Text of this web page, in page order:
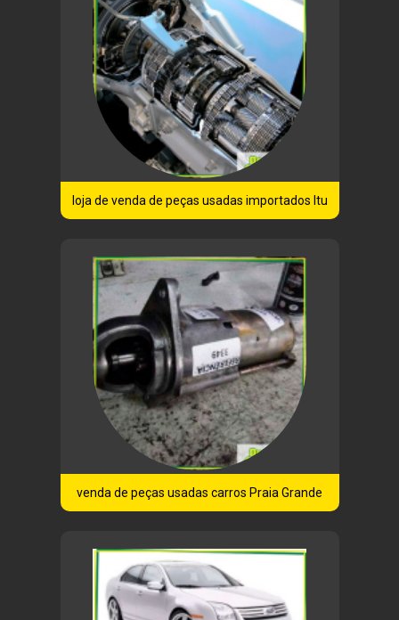
loja de venda de peças usadas importados Itu
venda de peças usadas carros Praia Grande